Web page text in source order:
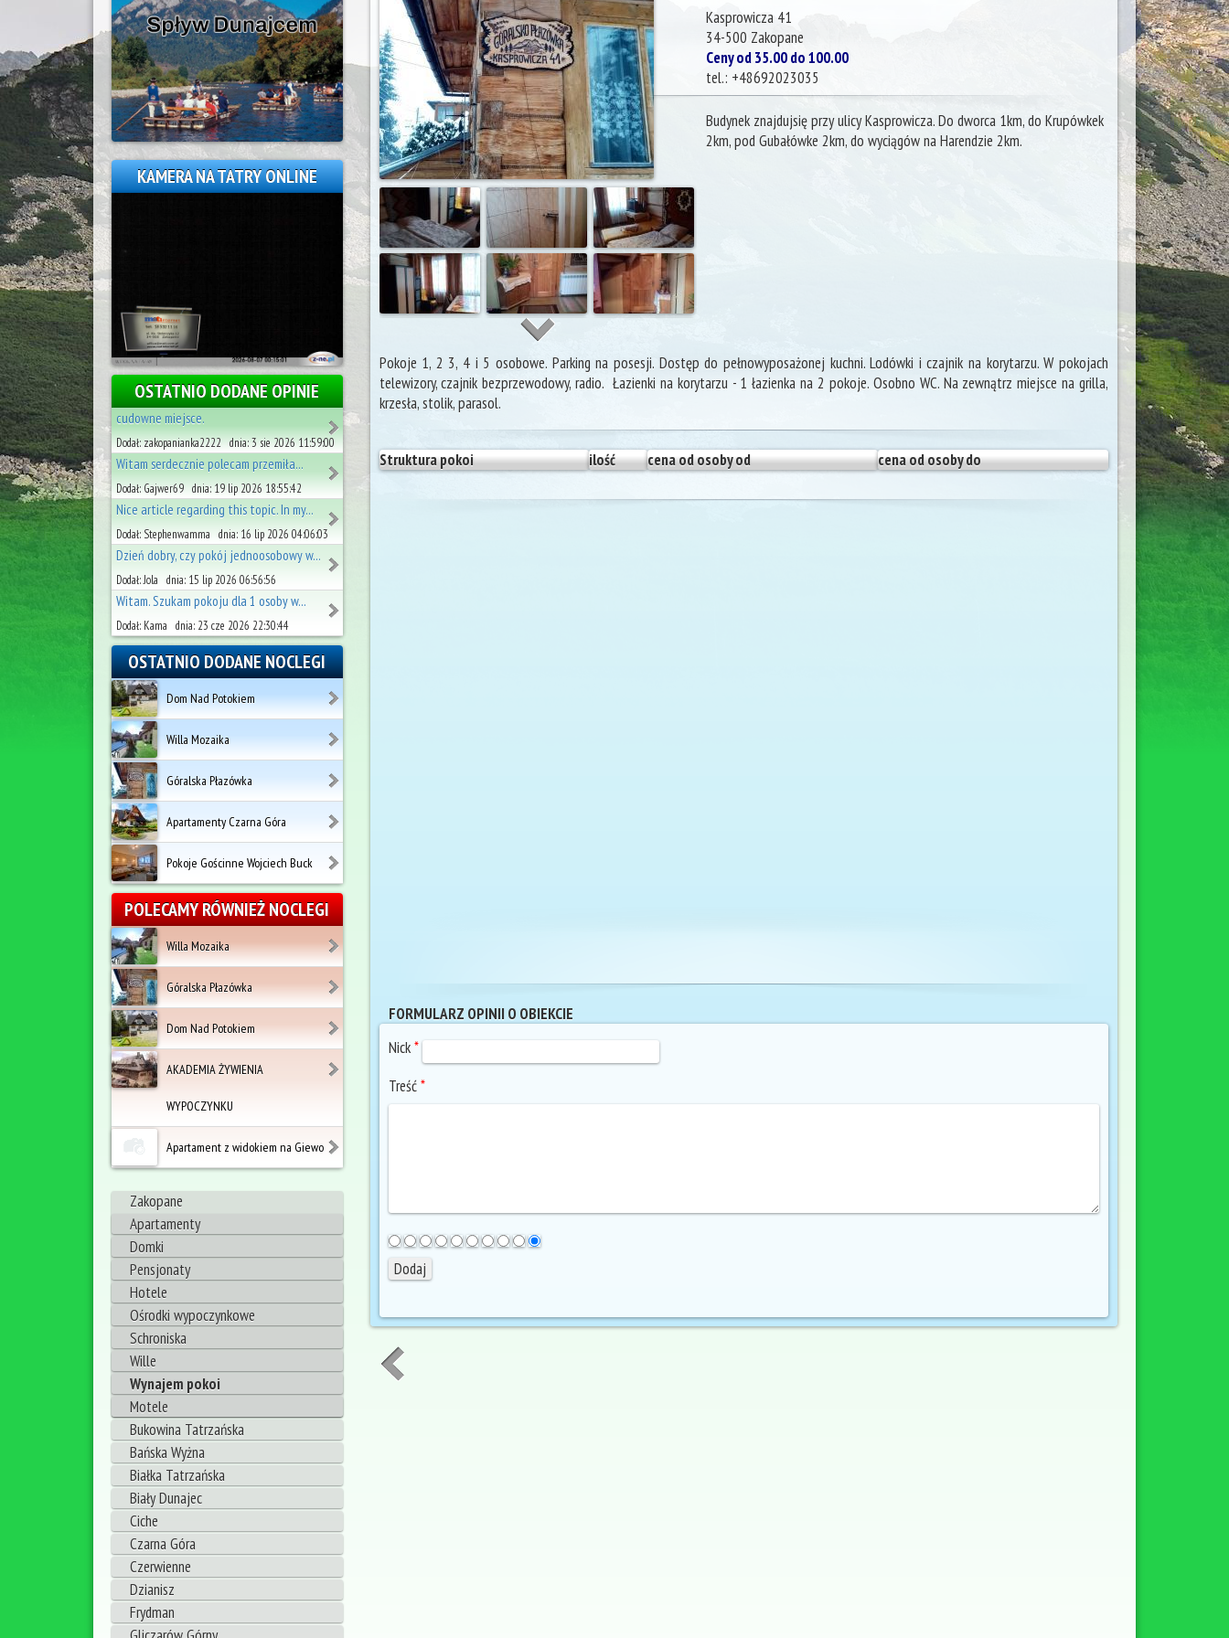
Kasprowicza 41
34-500 Zakopane
Ceny od 35.00 do 100.00
tel.: +48692023035
Budynek znajdujsię przy ulicy Kasprowicza. Do dworca 1km, do Krupówkek
2km, pod Gubałówke 2km, do wyciągów na Harendzie 2km.
Pokoje 1, 2 3, 4 i 5 osobowe. Parking na posesji. Dostęp do pełnowyposażonej kuchni. Lodówki i czajnik na korytarzu. W pokojach
telewizory, czajnik bezprzewodowy, radio. Łazienki na korytarzu - 1 łazienka na 2 pokoje. Osobno WC. Na zewnątrz miejsce na grilla,
krzesła, stolik, parasol.
Struktura pokoi ilość cena od osoby od cena od osoby do
FORMULARZ OPINII O OBIEKCIE
Nick*
Treść*
KAMERA NA TATRY ONLINE
OSTATNIO DODANE OPINIE
cudowne miejsce.
Dodał: zakopanianka2222 dnia: 3 sie 2026 11:59:00
Witam serdecznie polecam przemiła...
Dodał: Gajwer69 dnia: 19 lip 2026 18:55:42
Nice article regarding this topic. In my...
Dodał: Stephenwamma dnia: 16 lip 2026 04:06:03
Dzień dobry, czy pokój jednoosobowy w...
Dodał: Jola dnia: 15 lip 2026 06:56:56
Witam. Szukam pokoju dla 1 osoby w...
Dodał: Kama dnia: 23 cze 2026 22:30:44
OSTATNIO DODANE NOCLEGI
Dom Nad Potokiem
Willa Mozaika
Góralska Płazówka
Apartamenty Czarna Góra
Pokoje Gościnne Wojciech Buck
POLECAMY RÓWNIEŻ NOCLEGI
Willa Mozaika
Góralska Płazówka
Dom Nad Potokiem
AKADEMIA ŻYWIENIA
WYPOCZYNKU
Apartament z widokiem na Giewo
Zakopane
Apartamenty
Domki
Pensjonaty
Hotele
Ośrodki wypoczynkowe
Schroniska
Wille
Wynajem pokoi
Motele
Bukowina Tatrzańska
Bańska Wyżna
Białka Tatrzańska
Biały Dunajec
Ciche
Czarna Góra
Czerwienne
Dzianisz
Frydman